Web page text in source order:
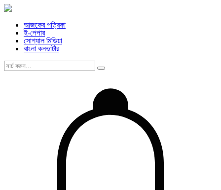
আজকের পত্রিকা
ই-পেপার
সোশ্যাল মিডিয়া
বাংলা কনভার্টার